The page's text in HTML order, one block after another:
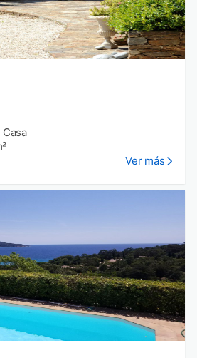
Ver más